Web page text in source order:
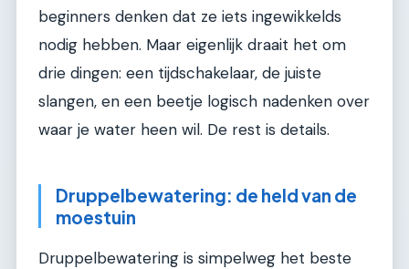
beginners denken dat ze iets ingewikkelds
nodig hebben. Maar eigenlijk draait het om
drie dingen: een tijdschakelaar, de juiste
slangen, en een beetje logisch nadenken over
waar je water heen wil. De rest is details.
Druppelbewatering: de held van de
moestuin
Druppelbewatering is simpelweg het beste